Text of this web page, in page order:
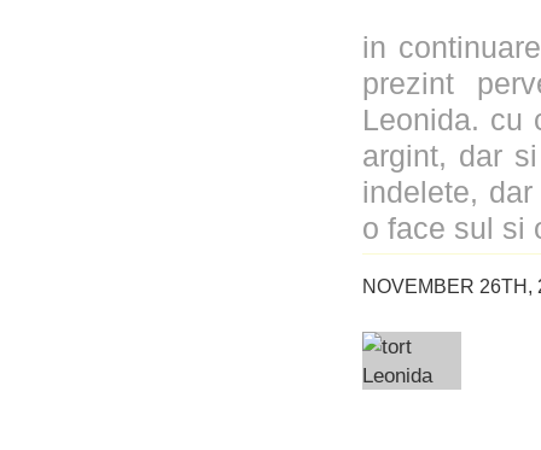
si
cartof
dulce
in
prezint
Leonida. cu
argint, dar
indelete,
o face sul si
NOVEMBER